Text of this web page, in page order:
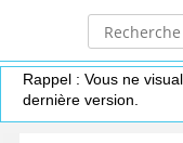
Rappel : Vous ne
dernière version.